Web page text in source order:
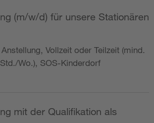
(m/w/d) für unsere Stationären
Vollzeit oder Teilzeit (mind.
Wo.), SOS-Kinderdorf
mit der Qualifikation als